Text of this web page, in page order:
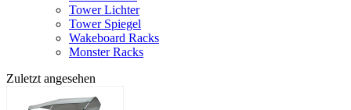
Tower Lichter
Tower Spiegel
Wakeboard Racks
Monster Racks
Zuletzt angesehen